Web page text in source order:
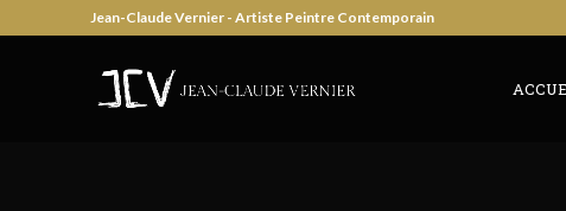
Jean-Claude Vernier - Artiste Peintre Contemporain